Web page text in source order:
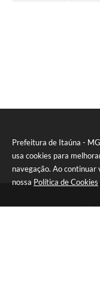
Prefeitura de Itaúna -
usa cookies para
navegação. Ao continuar
nossa Política de Cookies